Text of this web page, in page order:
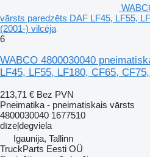
vārsts paredzēts DAF LF45, LF55,
(2001-) vilcēja
6
WABCO 4800030040
LF45, LF55, LF180, CF65,
213,71 € Bez PVN
Pneimatika - pneimatiskais vārsts
4800030040 1677510
dīzeļdegviela
Igaunija, Tallinn
TruckParts Eesti OÜ